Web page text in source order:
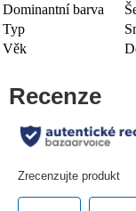
Dominantní barva
Typ
Věk